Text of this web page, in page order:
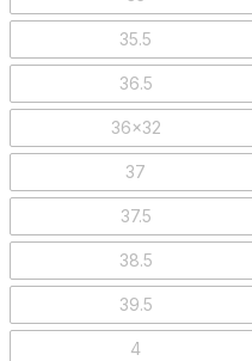
35.5
36.5
36x32
37
37.5
38.5
39.5
4